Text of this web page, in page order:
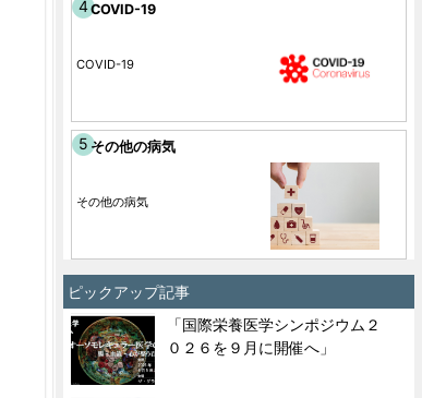
COVID-19
COVID-19
その他の病気
その他の病気
ピックアップ記事
「国際栄養医学シンポジウム２
０２６を９月に開催へ」